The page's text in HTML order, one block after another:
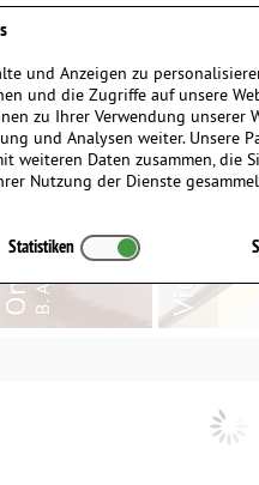
und Anzeigen zu
und die Zugriffe auf unsere
zu Ihrer Verwendung unserer
und Analysen weiter. Unsere
weiteren Daten zusammen, die
Nutzung der Dienste
Statistiken